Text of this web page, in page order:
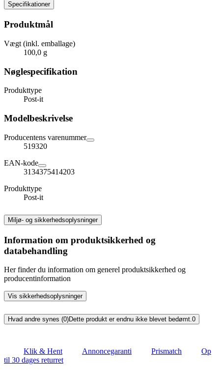
Specifikationer
Produktmål
Vægt (inkl. emballage)
100,0 g
Nøglespecifikation
Produkttype
Post-it
Modelbeskrivelse
Producentens varenummer
519320
EAN-kode
3134375414203
Produkttype
Post-it
Miljø- og sikkerhedsoplysninger
Information om produktsikkerhed og
databehandling
Her finder du information om generel produktsikkerhed og
producentinformation
Vis sikkerhedsoplysninger
Hvad andre synes (0)Dette produkt er endnu ikke blevet bedømt.0
Klik & Hent Annoncegaranti Prismatch
Op
til 30 dages returret